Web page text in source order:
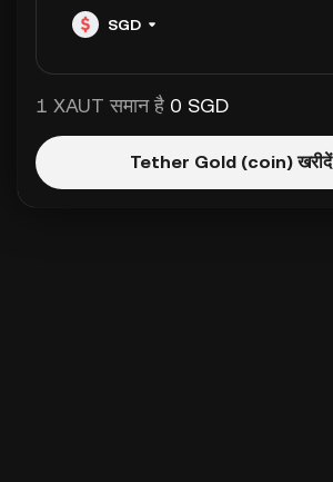
SGD
1 XAUT समान है 0 SGD
Tether Gold (coin) खरीदें